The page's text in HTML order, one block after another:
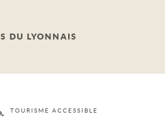
DU LYONNAIS
TOURISME ACCESSIBLE